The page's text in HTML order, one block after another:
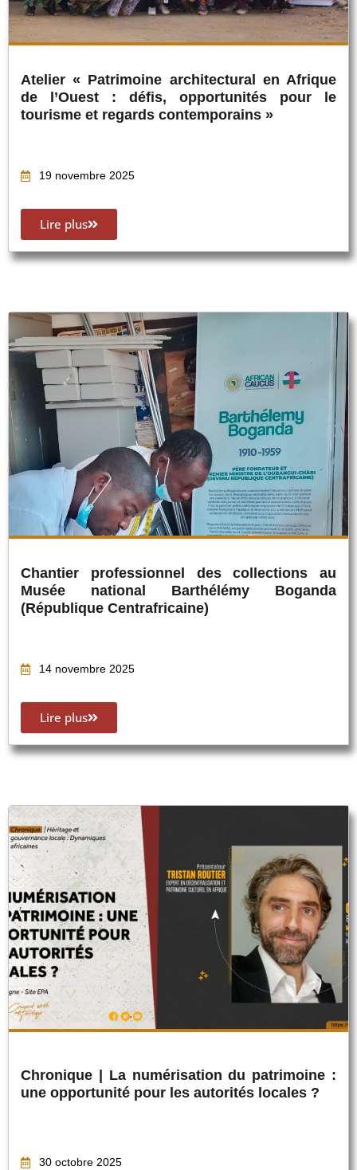
Atelier « Patrimoine architectural en Afrique
de l’Ouest : défis, opportunités pour le
tourisme et regards contemporains »
19 novembre 2025
Lire plus
Chantier professionnel des collections au
Musée national Barthélémy Boganda
(République Centrafricaine)
14 novembre 2025
Lire plus
Chronique | La numérisation du patrimoine :
une opportunité pour les autorités locales ?
30 octobre 2025